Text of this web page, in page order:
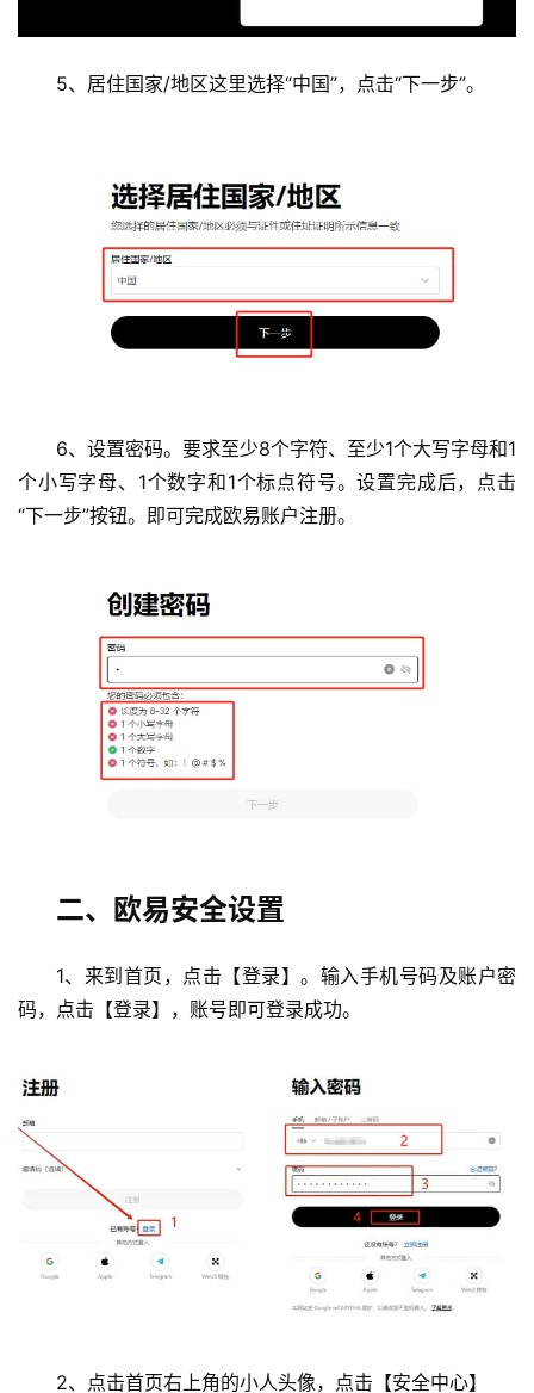
5、 居住国家/地区这里选择“中国”，点击“下一步”。
6、设置密码。要求至少8个字符、至少1个大写字母和1
个小写字母、1个数字和1个标点符号。设置完成后，点击
“下一步”按钮。即可完成欧易账户注册。
二、欧易安全设置
1、来到首页，点击【登录】。输入手机号码及账户密
码，点击【登录】，账号即可登录成功。
2、点击首页右上角的小人头像，点击【安全中心】